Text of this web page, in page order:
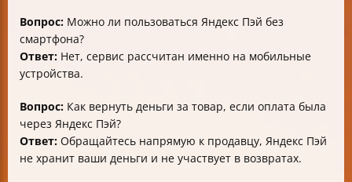
Вопрос: Можно ли пользоваться Яндекс Пэй без
смартфона?
Ответ: Нет, сервис рассчитан именно на мобильные
устройства.
Вопрос: Как вернуть деньги за товар, если оплата была
через Яндекс Пэй?
Ответ: Обращайтесь напрямую к продавцу, Яндекс Пэй
не хранит ваши деньги и не участвует в возвратах.